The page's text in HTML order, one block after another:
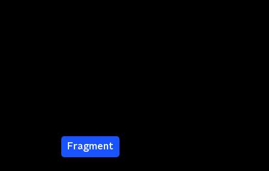
Fragment